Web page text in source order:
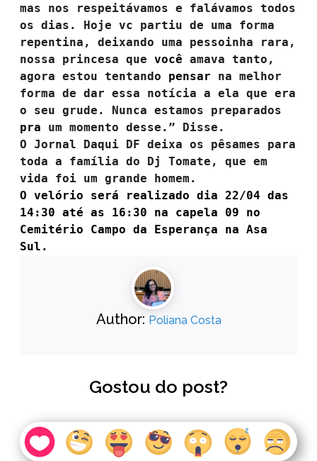
mas nos
respeitávamos e falávamos todos
os dias. Hoje vc partiu de uma forma
repentina, deixando uma pessoinha rara,
nossa princesa que você amava tanto,
agora estou tentando pensar na melhor
forma de dar essa notícia a ela que era
o seu grude. Nunca estamos preparados
pra um momento desse.” Disse.
O Jornal Daqui DF deixa os pêsames para
toda a família do Dj Tomate, que em
vida foi um grande homem.
O velório será realizado dia 22/04 das
14:30 até as 16:30 na capela 09 no
Cemitério Campo da Esperança na Asa
Sul.
Author: Poliana Costa
Gostou do post?